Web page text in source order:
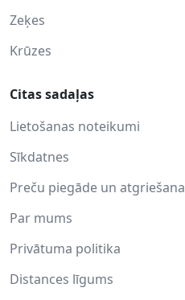
Zeķes
Krūzes
Citas sadaļas
Lietošanas noteikumi
Sīkdatnes
Preču piegāde un atgriešana
Par mums
Privātuma politika
Distances līgums